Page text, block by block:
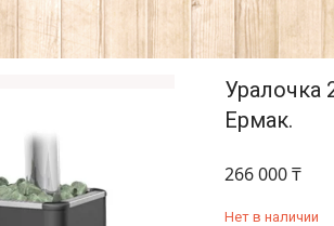
Уралочка
Ермак.
266 000 ₸
Нет в наличии